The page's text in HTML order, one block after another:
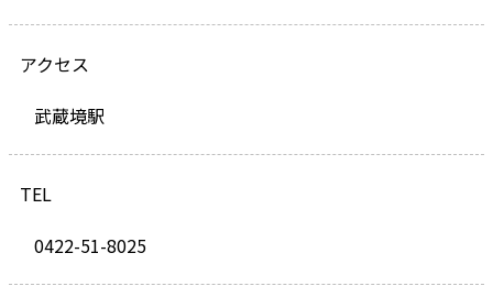
アクセス
武蔵境駅
TEL
0422-51-8025